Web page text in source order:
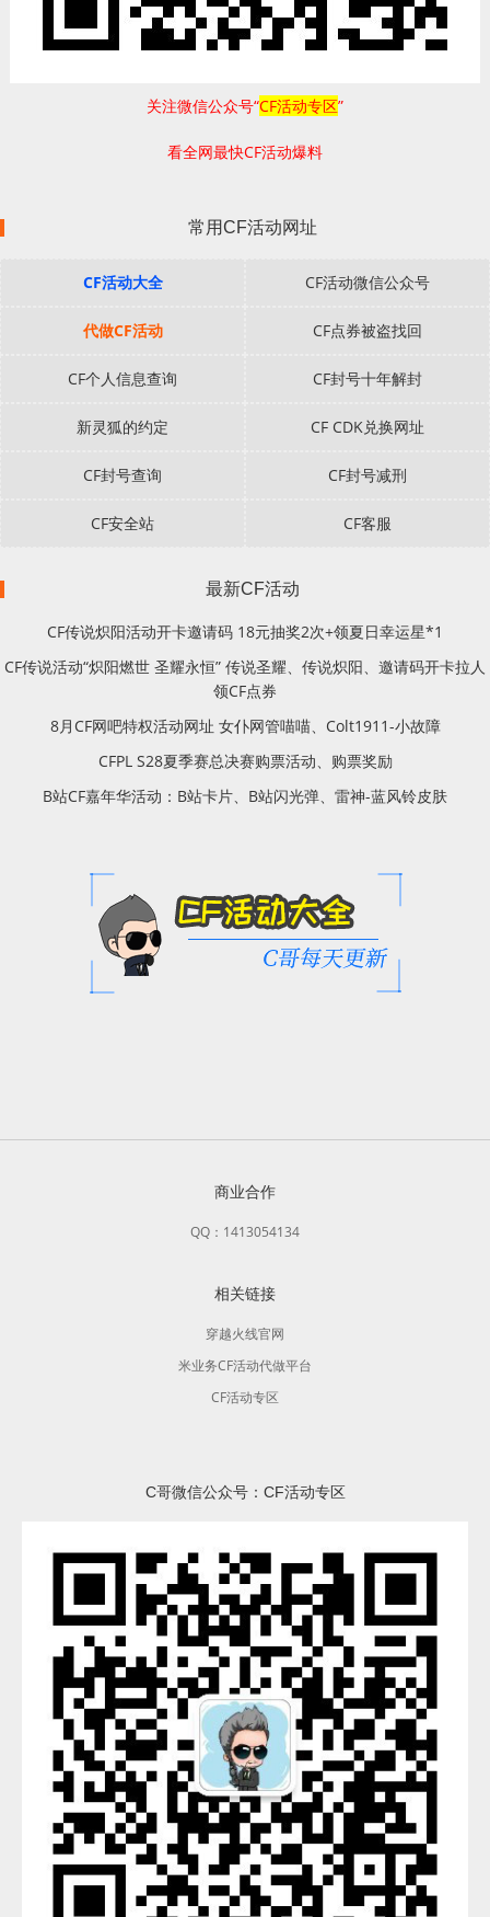
关注微信公众号“CF活动专区”
看全网最快CF活动爆料
常用CF活动网址
CF活动大全 CF活动微信公众号
代做CF活动 CF点券被盗找回
CF个人信息查询 CF封号十年解封
新灵狐的约定 CF CDK兑换网址
CF封号查询 CF封号减刑
CF安全站 CF客服
最新CF活动
CF传说炽阳活动开卡邀请码 18元抽奖2次+领夏日幸运星*1
CF传说活动“炽阳燃世 圣耀永恒” 传说圣耀、传说炽阳、邀请码开卡拉人
领CF点券
8月CF网吧特权活动网址 女仆网管喵喵、Colt1911-小故障
CFPL S28夏季赛总决赛购票活动、购票奖励
B站CF嘉年华活动：B站卡片、B站闪光弹、雷神-蓝风铃皮肤
商业合作
QQ：1413054134
相关链接
穿越火线官网
米业务CF活动代做平台
CF活动专区
C哥微信公众号：CF活动专区